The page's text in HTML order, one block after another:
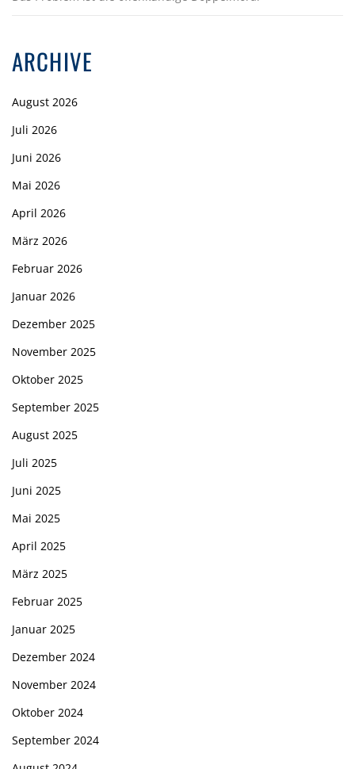
ARCHIVE
August 2026
Juli 2026
Juni 2026
Mai 2026
April 2026
März 2026
Februar 2026
Januar 2026
Dezember 2025
November 2025
Oktober 2025
September 2025
August 2025
Juli 2025
Juni 2025
Mai 2025
April 2025
März 2025
Februar 2025
Januar 2025
Dezember 2024
November 2024
Oktober 2024
September 2024